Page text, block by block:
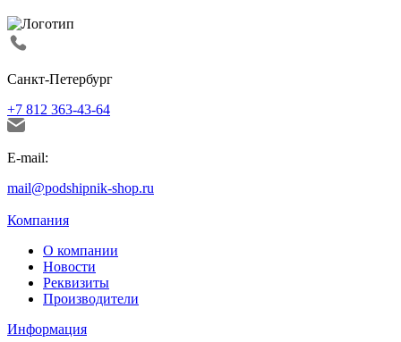
Санкт-Петербург
+7 812 363-43-64
E-mail:
mail@podshipnik-shop.ru
Компания
О компании
Новости
Реквизиты
Производители
Информация